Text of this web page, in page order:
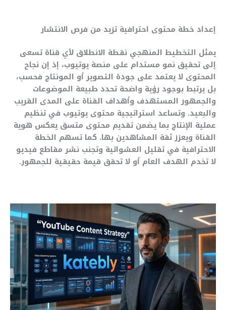
إعداد خطة محتوى احترافية تزيد من فرص الانتشار
يمثل التخطيط المنهجي نقطة الانطلاق لأي قناة تسعى
إلى تحقيق نمو مستدام على منصة يوتيوب، إذ إن نجاح
المحتوى لا يعتمد على جودة التصوير أو المونتاج فحسب،
بل يرتبط بوجود رؤية واضحة تحدد طبيعة الموضوعات
والجمهور المستهدف وأهداف القناة على المدى القريب
والبعيد. وتساعد استراتيجية محتوى يوتيوب في تنظيم
عملية الإنتاج بما يضمن تقديم محتوى متسق يعكس هوية
القناة ويعزز ثقة المشاهدين بها. كما تسهم الخطة
الاحترافية في تقليل العشوائية وتجنب نشر مقاطع فيديو
لا تخدم الهدف العام أو لا تحقق قيمة حقيقية للجمهور.